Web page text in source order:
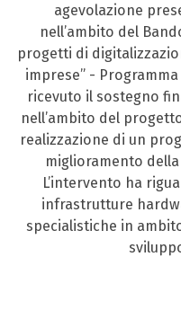
agevolazione
nell’ambito del
progetti di
imprese” - Programma
ricevuto il sostegno
nell’ambito del progetto
realizzazione di un
miglioramento
L’intervento ha
infrastrutture
specialistiche in